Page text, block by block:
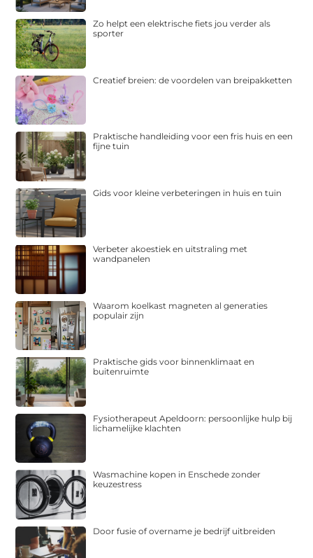
Zo helpt een elektrische fiets jou verder als
sporter
Creatief breien: de voordelen van breipakketten
Praktische handleiding voor een fris huis en een
fijne tuin
Gids voor kleine verbeteringen in huis en tuin
Verbeter akoestiek en uitstraling met
wandpanelen
Waarom koelkast magneten al generaties
populair zijn
Praktische gids voor binnenklimaat en
buitenruimte
Fysiotherapeut Apeldoorn: persoonlijke hulp bij
lichamelijke klachten
Wasmachine kopen in Enschede zonder
keuzestress
Door fusie of overname je bedrijf uitbreiden